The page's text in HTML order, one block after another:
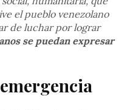
el pueblo venezolano
de luchar por lograr
se puedan expresar